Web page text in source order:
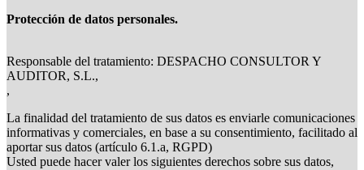
Protección de datos personales.
Responsable del tratamiento: DESPACHO CONSULTOR Y
AUDITOR, S.L.,
,
La finalidad del tratamiento de sus datos es enviarle comunicaciones
informativas y comerciales, en base a su consentimiento, facilitado al
aportar sus datos (artículo 6.1.a, RGPD)
Usted puede hacer valer los siguientes derechos sobre sus datos,